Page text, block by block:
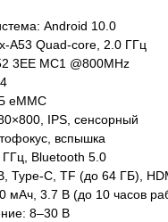
Android 10.0
A53 Quad-core, 2.0 ГГц
3EE MC1 @800MHz
eMMC
IPS, сенсорный
вспышка
Bluetooth 5.0
Type-C, TF (до 64 ГБ),
мАч, 3.7 В (до 10 часов
8–30 В